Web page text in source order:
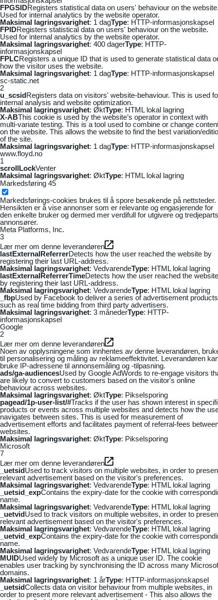
FPGSIDRegisters statistical data on users' behaviour on the
Used for internal analytics by the website operator.
Maksimal lagringsvarighet: 1 dagType: HTTP-informasjonskapsel
FPIDRegisters statistical data on users' behaviour on the website.
Used for internal analytics by the website operator.
Maksimal lagringsvarighet: 400 dagerType: HTTP-
informasjonskapsel
FPLCRegisters a unique ID that is used to generate statistical data
how the visitor uses the website.
Maksimal lagringsvarighet: 1 dagType: HTTP-informasjonskapsel
sc-static.net
2
u_scsidRegisters data on visitors' website-behaviour. This is used
internal analysis and website optimization.
Maksimal lagringsvarighet: ØktType: HTML lokal lagring
X-ABThis cookie is used by the website’s operator in context with
multi-variate testing. This is a tool used to combine or change
on the website. This allows the website to find the best variation/
of the site.
Maksimal lagringsvarighet: 1 dagType: HTTP-informasjonskapsel
www.floyd.no
1
scrollLockVenter
Maksimal lagringsvarighet: ØktType: HTML lokal lagring
Markedsføring 45
Markedsførings-cookies brukes til å spore besøkende på nettsteder.
Hensikten er å vise annonser som er relevante og engasjerende for
den enkelte bruker og dermed mer verdifull for utgivere og tredjeparts
annonsører.
Meta Platforms, Inc.
3
Lær mer om denne leverandøren
lastExternalReferrerDetects how the user reached the website by
registering their last URL-address.
Maksimal lagringsvarighet: VedvarendeType: HTML lokal lagring
lastExternalReferrerTimeDetects how the user reached the website
by registering their last URL-address.
Maksimal lagringsvarighet: VedvarendeType: HTML lokal lagring
_fbpUsed by Facebook to deliver a series of advertisement products
such as real time bidding from third party advertisers.
Maksimal lagringsvarighet: 3 månederType: HTTP-
informasjonskapsel
Google
2
Lær mer om denne leverandøren
Noen av opplysningene som innhentes av denne leverandøren,
til personalisering og måling av reklameeffektivitet. Leverandøren
bruke IP-adressene til annonsemåling og -tilpasning.
ads/ga-audiencesUsed by Google AdWords to re-engage visitors
are likely to convert to customers based on the visitor's online
behaviour across websites.
Maksimal lagringsvarighet: ØktType: Pikselsporing
pagead/1p-user-list/#Tracks if the user has shown interest in
products or events across multiple websites and detects how the
navigates between sites. This is used for measurement of
advertisement efforts and facilitates payment of referral-fees
websites.
Maksimal lagringsvarighet: ØktType: Pikselsporing
Microsoft
7
Lær mer om denne leverandøren
_uetsidUsed to track visitors on multiple websites, in order to
relevant advertisement based on the visitor's preferences.
Maksimal lagringsvarighet: VedvarendeType: HTML lokal lagring
_uetsid_expContains the expiry-date for the cookie with
name.
Maksimal lagringsvarighet: VedvarendeType: HTML lokal lagring
_uetvidUsed to track visitors on multiple websites, in order to
relevant advertisement based on the visitor's preferences.
Maksimal lagringsvarighet: VedvarendeType: HTML lokal lagring
_uetvid_expContains the expiry-date for the cookie with
name.
Maksimal lagringsvarighet: VedvarendeType: HTML lokal lagring
MUIDUsed widely by Microsoft as a unique user ID. The cookie
enables user tracking by synchronising the ID across many
domains.
Maksimal lagringsvarighet: 1 årType: HTTP-informasjonskapsel
_uetsidCollects data on visitor behaviour from multiple websites, in
order to present more relevant advertisement - This also allows the